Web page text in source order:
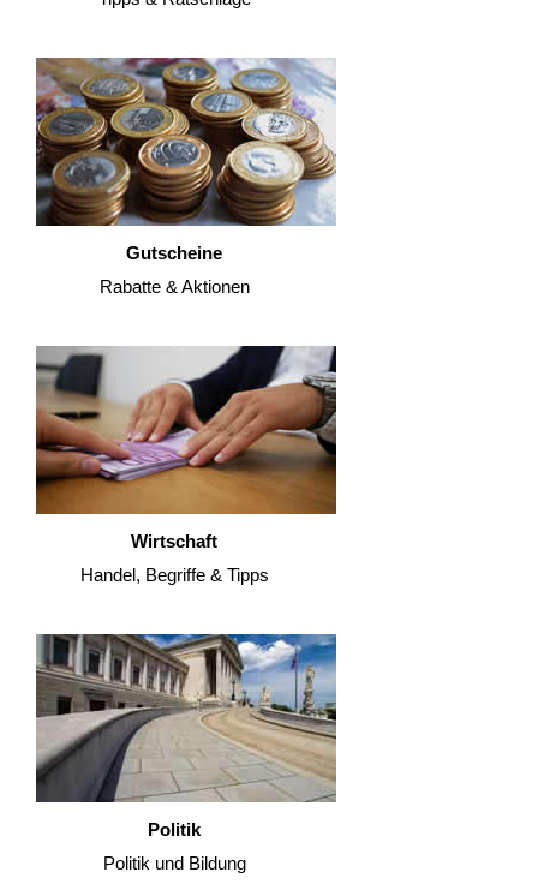
Gutscheine
Rabatte & Aktionen
Wirtschaft
Handel, Begriffe & Tipps
Politik
Politik und Bildung